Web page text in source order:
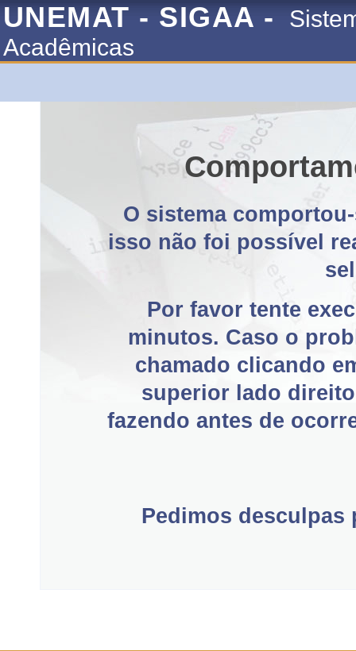
UNEMAT - SIGAA -
Acadêmicas
O sistema
isso não foi possível
Por favor tente
minutos. Caso o
chamado clicando
superior lado
fazendo antes de
Pedimos